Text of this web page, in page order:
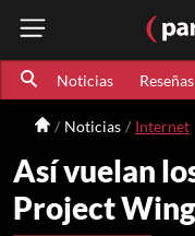
Noticias Reseñas
Noticias Internet
Así vuelan
Project Wing